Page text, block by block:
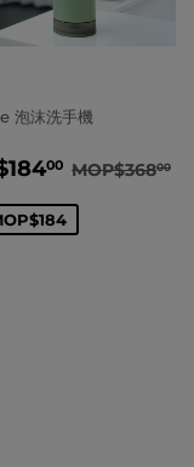
泡沫洗手機
00 MOP
正常價格
MOP$36800
$184